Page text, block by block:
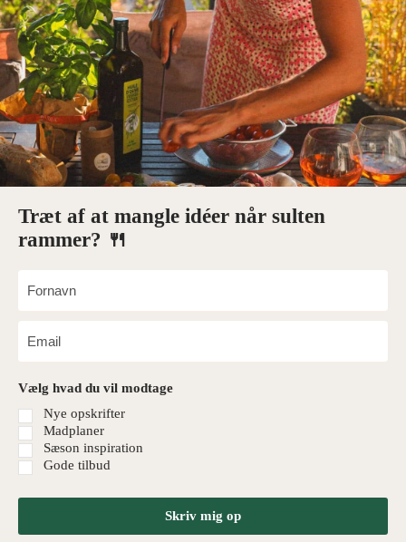
Træt af at mangle idéer når sulten
rammer? 🍴
Vælg hvad du vil modtage
Nye opskrifter
Madplaner
Sæson inspiration
Gode tilbud
Skriv mig op